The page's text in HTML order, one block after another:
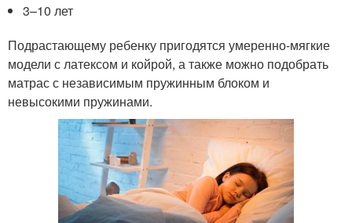
3–10 лет
Подрастающему ребенку пригодятся умеренно-мягкие
модели с латексом и койрой, а также можно подобрать
матрас с независимым пружинным блоком и
невысокими пружинами.